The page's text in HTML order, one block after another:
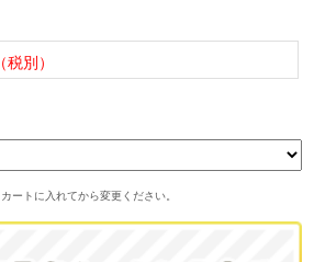
別）
ートに入れてから変更ください。